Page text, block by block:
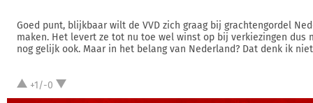
Goed punt, blijkbaar wilt de VVD zich graag bij grachtengordel
maken. Het levert ze tot nu toe wel winst op bij verkiezingen dus
nog gelijk ook. Maar in het belang van Nederland? Dat denk ik
+1/-0